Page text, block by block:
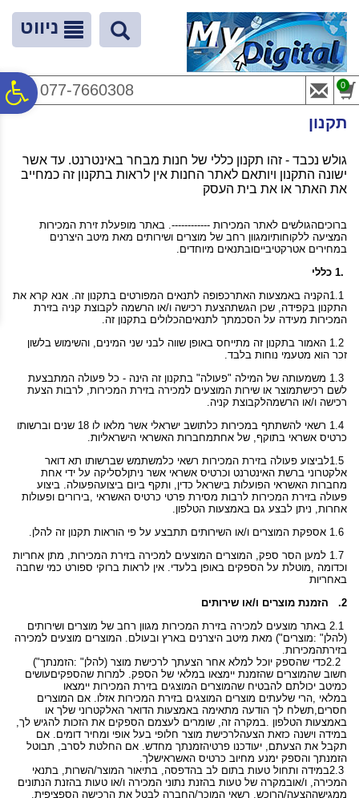
נגישות
המרכזי
ניווט
077-7660308 0
תקנון
גולש נכבד - זהו תקנון כללי של חנות מבחר באינטרנט. עד אשר
ישונה התקנון ויותאם לאתר החנות אין לראות בתקנון זה כמחייב
את האתר או את בית העסק
ברוכיםהגולשים לאתר המכירות ------------. באתר מופעלת זירת המכירות
המציעה ללקוחותיומגוון רחב של מוצרים ושירותים מאת מיטב היצרנים
במחירים אטרקטיבייםובתנאים מיוחדים.
1. כללי
1.1הקניה באמצעות האתרכפופה לתנאים המפורטים בתקנון זה. אנא קרא את
התקנון בקפידה, שכן הגשתהצעת רכישה ו/או הרשמה לקבוצת קניה בזירת
המכירות מעידה על הסכמתך לתנאיםהכלולים בתקנון זה.
1.2 האמור בתקנון זה מתייחס באופן שווה לבני שני המינים, והשימוש בלשון
זכר הוא מטעמי נוחות בלבד.
1.3 משמעותה של המילה "פעולה" בתקנון זה הינה - כל פעולה המתבצעת
לשם רכישתמוצר או שירות המוצעים למכירה בזירת המכירות, לרבות הצעת
רכישה ו/או הרשמהלקבוצת קניה.
1.4 רשאי להשתתף במכירות כל
תושב ישראלי אשר מלאו לו 18 שנים וברשותו
כרטיס אשראי בתוקף, של אחתמחברות האשראי הישראליות.
1.5לביצוע פעולה בזירת המכירות רשאי כלמשתמש שברשותו תא דואר
אלקטרוני ברשת האינטרנט וכרטיס אשראי אשר ניתןלסליקה על ידי אחת
מחברות האשראי הפועלות בישראל כדין, ותקף ביום ביצועהפעולה. ביצוע
פעולה בזירת המכירות לרבות מסירת פרטי כרטיס האשראי ,בירורים ופעולות
אחרות, ניתן לבצע גם באמצעות הטלפון.
1.6 אספקת המוצרים ו/או השירותים תתבצע על פי הוראות תקנון זה להלן.
1.7 למען הסר ספק, המוצרים המוצעים למכירה בזירת המכירות, מתן אחריות
וכדומה ,מוטלת על הספקים באופן בלעדי. אין לראות ברוקי ספורט כמי שחבה
באחריות
2.
הזמנת מוצרים ו/או שירותים
2.1 באתר מוצעים למכירה בזירת המכירות מגוון רחב של מוצרים ושירותים
(להלן: "מוצרים") מאת מיטב היצרנים בארץ ובעולם. המוצרים מוצעים למכירה
בזירתהמכירות.
2.2כדי שהספק יוכל למלא אחר הצעתך לרכישת מוצר (להלן: "הזמנתך")
חשוב שהמוצרים שהזמנת יימצאו במלאי של הספק. למרות שהספקיםעושים
כמיטב יכולתם להבטיח שהמוצרים המוצגים בזירת המכירות יימצאו
במלאי ,הרי שלעתים מוצרים המוצגים בזירת המכירות אזלו. אם המוצרים
חסרים,תשלח לך הודעה מתאימה באמצעות הדואר האלקטרוני שלך או
באמצעות הטלפון .במקרה זה, שומרים לעצמם הספקים את הזכות להגיש לך,
במידה וישנה כזאת הצעהלרכישת מוצר חלופי בעל אופי ומחיר דומים. אם
תקבל את הצעתם, יעודכנו פרטיהזמנתך מחדש. אם החלטת לסרב, תבוטל
הזמנתך והספק ימנע מחיוב כרטיס האשראישלך.
2.3במידה ותחול טעות בתום לב בהדפסה, בתיאור המוצר/השרות, בתנאי
המכירה, ו/אובמקרה של טעות בהזנת נתוני המכירה ו/או טעות בהזנת הנתונים
ממגישההצעה/הרוכש, רשאי המוכר/החברה לבטל את הרכישה הספציפית.